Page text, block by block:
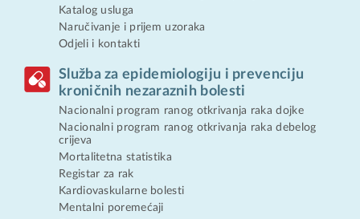
Katalog usluga
Naručivanje i prijem uzoraka
Odjeli i kontakti
Služba za epidemiologiju i prevenciju
kroničnih nezaraznih bolesti
Nacionalni program ranog otkrivanja raka dojke
Nacionalni program ranog otkrivanja raka debelog
crijeva
Mortalitetna statistika
Registar za rak
Kardiovaskularne bolesti
Mentalni poremećaji